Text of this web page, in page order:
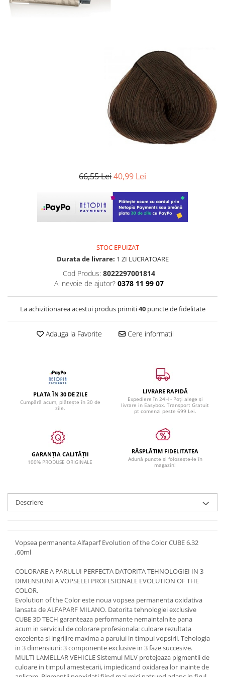
66,55 Lei40,99 Lei
STOC EPUIZAT
Durata de livrare: 1 ZI LUCRATOARE
Cod Produs: 8022297001814
Ai nevoie de ajutor? 0378 11 99 07
La achizitionarea acestui produs primiti40puncte de fidelitate
Adauga la Favorite Cere informatii
PLATA ÎN 30 DE ZILE
Cumpără acum, plătește în 30 de
zile.
LIVRARE RAPIDĂ
Expediere în 24H - Poți alege și
livrare in Easybox. Transport Gratuit
pt comenzi peste 699 Lei.
GARANȚIA CALITĂȚII
100% PRODUSE ORIGINALE
RĂSPLĂTIM FIDELITATEA
Adună puncte și folosește-le în
magazin!
Descriere
Vopsea permanenta Alfaparf Evolution of the Color CUBE 6.32
,60ml
COLORARE A PARULUI PERFECTA DATORITA TEHNOLOGIEI IN 3
DIMENSIUNI A VOPSELEI PROFESIONALE EVOLUTION OF THE
COLOR.
Evolution of the Color este noua vopsea permanenta oxidativa
lansata de ALFAPARF MILANO. Datorita tehnologiei exclusive
CUBE 3D TECH garanteaza performante nemaintalnite pana
acum in serviciul de colorare profesionala: culoare rezultata
excelenta si ingrijire maxima a parului in timpul vopsirii. Tehologia
in 3 dimensiuni: 3 componente exclusive in 3 faze succesive.
MULTI LAMELLAR VEHICLE Sistemul MLV protejeaza pigmentii de
culoare in timpul amestecarii, impiedicand oxidarea lor inainte de